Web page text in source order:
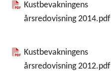
Kustbevakningens
årsredovisning 2014.pdf
Kustbevakningens
årsredovisning 2012.pdf